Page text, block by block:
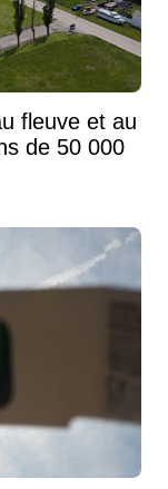
fleuve et au
de 50 000